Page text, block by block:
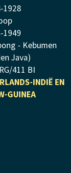
-1928
-1949
- Kebumen
Java)
411 BI
INDIË EN
GUINEA